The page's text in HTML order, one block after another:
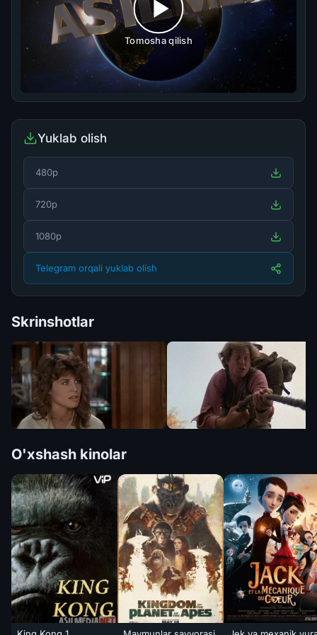
Tomosha qilish
Yuklab olish
480p
720p
1080p
Telegram orqali yuklab olish
Skrinshotlar
O'xshash kinolar